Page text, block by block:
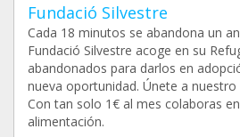
Fundació Silvestre
Cada 18 minutos se abandona un
Fundació Silvestre acoge en su
abandonados para darlos en
nueva oportunidad. Únete a
Con tan solo 1€ al mes colaboras
alimentación.